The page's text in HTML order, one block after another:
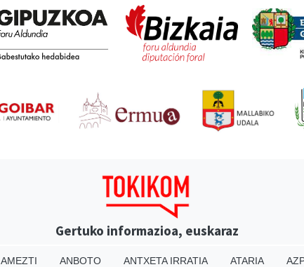
Gertuko informazioa, euskaraz
AMEZTI ANBOTO ANTXETA IRRATIA ATARIA